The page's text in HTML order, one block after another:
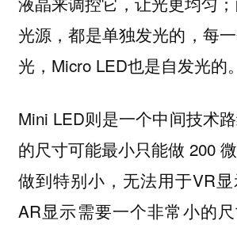
光源，都是单独发光的，每
光，Micro LED也是自发光的。
Mini LED则是一个中间技术
的尺寸可能最小只能做 200
做到特别小，无法用于VR
AR显示需要一个非常小的